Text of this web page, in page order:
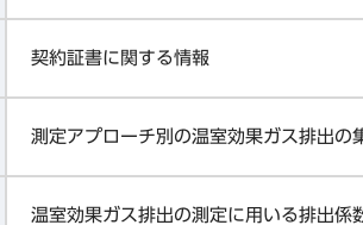
契約証書に関する情報
測定アプローチ別の温室効果ガス排出の
温室効果ガス排出の測定に用いる排出係